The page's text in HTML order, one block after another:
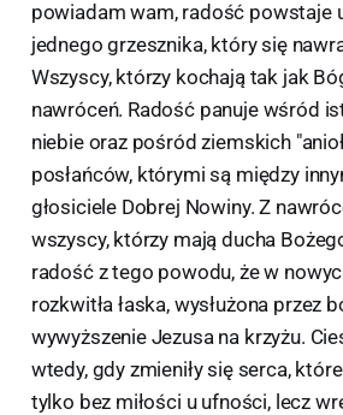
powiadam wam, radość powstaje
jednego grzesznika, który się
Wszyscy, którzy kochają tak jak
nawróceń. Radość panuje wśród
niebie oraz pośród ziemskich
posłańców, którymi są między
głosiciele Dobrej Nowiny. Z
wszyscy, którzy mają ducha
radość z tego powodu, że w
rozkwitła łaska, wysłużona przez
wywyższenie Jezusa na krzyżu.
wtedy, gdy zmieniły się serca,
tylko bez miłości u ufności, lecz